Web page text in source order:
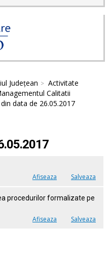
Județean
Activitate
Calitatii
data de 26.05.2017
Afiseaza Salveaza
procedurilor formalizate pe
Afiseaza Salveaza